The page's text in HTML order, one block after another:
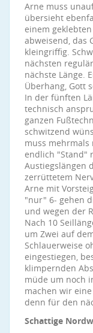
Arne muss
übersieht
einem
abweisend, das
kleingriffig.
nächsten
nächste Länge.
Überhang, Gott
In der fünften
technisch
ganzen
schwitzend
muss
endlich "Stand"
Austiegslängen
zerrüttetem
Arne mit
"nur" 6- gehen
und wegen der
Nach 10
um Zwei auf
Schlauerweise
eingestiegen,
klimpernden
müde um noch
machen wir
denn für den
Schattige